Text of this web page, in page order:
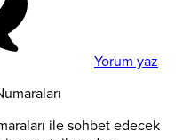
Yorum yaz
ile sohbet edecek